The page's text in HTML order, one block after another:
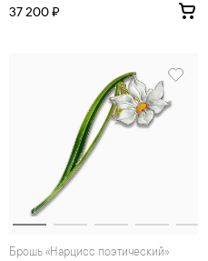
37 200 ₽
Брошь «Нарцисс поэтический»